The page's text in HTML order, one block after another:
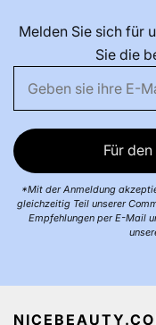
Melden Sie sich für
Sie die
Für
*Mit der Anmeldung
gleichzeitig Teil unserer
Empfehlungen per E-Mail